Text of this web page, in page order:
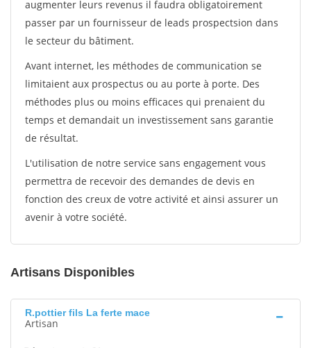
augmenter leurs revenus il faudra obligatoirement
passer par un fournisseur de leads prospectsion dans
le secteur du bâtiment.
Avant internet, les méthodes de communication se
limitaient aux prospectus ou au porte à porte. Des
méthodes plus ou moins efficaces qui prenaient du
temps et demandait un investissement sans garantie
de résultat.
L'utilisation de notre service sans engagement vous
permettra de recevoir des demandes de devis en
fonction des creux de votre activité et ainsi assurer un
avenir à votre société.
Artisans Disponibles
R.pottier fils La ferte mace
Artisan